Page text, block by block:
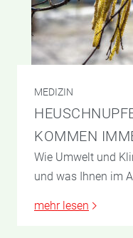
MEDIZIN
KOMMEN
Wie Umwelt und
und was Ihnen im
mehr lesen